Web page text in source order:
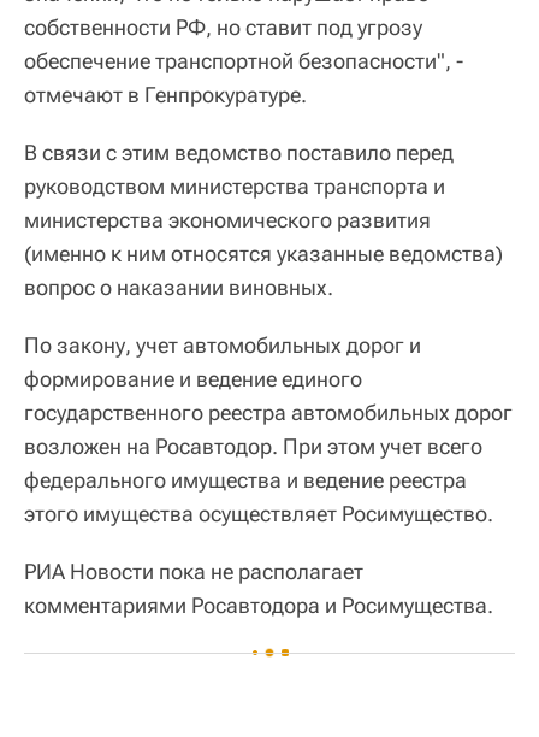
собственности РФ, но ставит под угрозу
обеспечение транспортной безопасности", -
отмечают в Генпрокуратуре.
В связи с этим ведомство поставило перед
руководством министерства транспорта и
министерства экономического развития
(именно к ним относятся указанные ведомства)
вопрос о наказании виновных.
По закону, учет автомобильных дорог и
формирование и ведение единого
государственного реестра автомобильных дорог
возложен на Росавтодор. При этом учет всего
федерального имущества и ведение реестра
этого имущества осуществляет Росимущество.
РИА Новости пока не располагает
комментариями Росавтодора и Росимущества.